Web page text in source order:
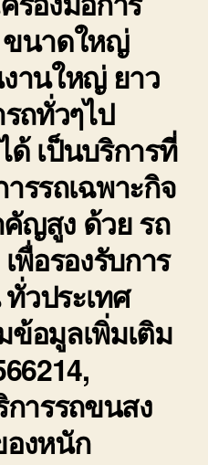
ขนาดใหญ่
านใหญ่ ยาว
ถทั่วๆไป
เป็นบริการที่
รรถเฉพาะกิจ
ญสูง ด้วย รถ
พื่อรองรับการ
วประเทศ
ข้อมูลเพิ่มเติม
การรถขนสง
งหนัก